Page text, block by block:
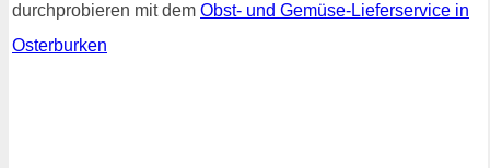
durchprobieren mit dem Obst- und Gemüse-Lieferservice in
Osterburken